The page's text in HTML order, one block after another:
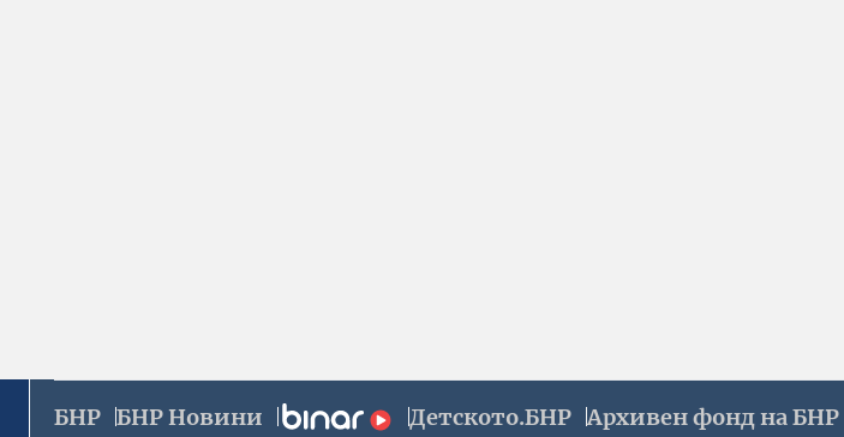
БНР БНР Новини Детското.БНР Архивен фонд на БНР